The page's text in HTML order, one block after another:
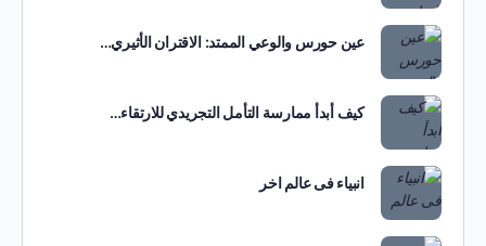
عين حورس والوعي الممتد: الاقتران الأثيري…
كيف أبدأ ممارسة التأمل التجريدي للارتقاء…
انبياء فى عالم اخر